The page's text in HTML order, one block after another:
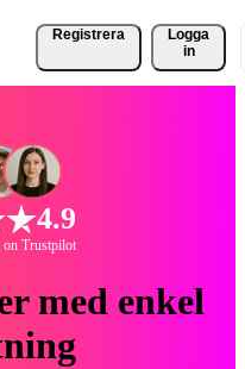
Registrera
Logga
in
4.9
Trustpilot
med enkel